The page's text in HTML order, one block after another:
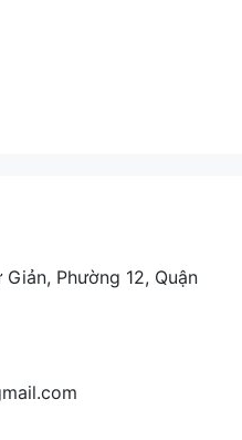
Phường 12, Quận